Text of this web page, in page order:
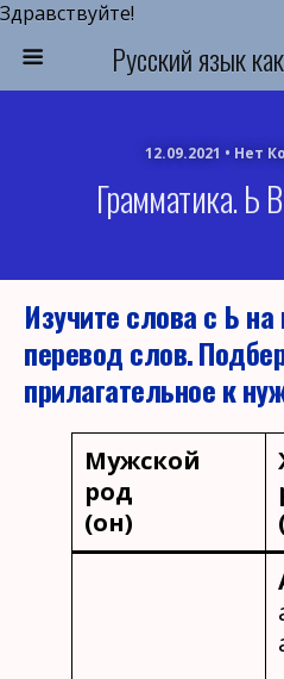
Здравствуйте!
Русский язык
12.09.2021 • Нет
Грамматика. Ь
Изучите слова с Ь
перевод слов.
прилагательное к
Мужской
род
(он)